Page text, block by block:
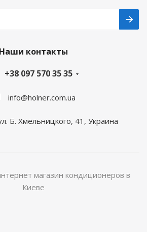
Наши контакты
+38 097 570 35 35
info@holner.com.ua
Б. Хмельницкого, 41, Украина
магазин кондиционеров в
Киеве